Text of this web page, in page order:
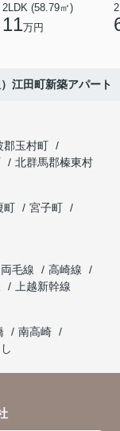
2LDK (58.79㎡)
11万円
）江田町新築アパート
郡玉村町
北群馬郡榛東村
町
宮子町
両毛線
高崎線
上越新幹線
南高崎